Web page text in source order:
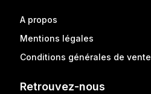
A propos
Mentions légales
Conditions générales de vente
Retrouvez-nous